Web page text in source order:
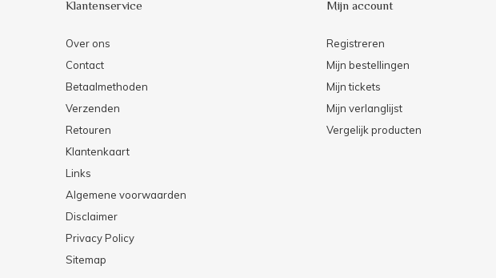
Klantenservice
Over ons
Contact
Betaalmethoden
Verzenden
Retouren
Klantenkaart
Links
Algemene voorwaarden
Disclaimer
Privacy Policy
Sitemap
Mijn account
Registreren
Mijn bestellingen
Mijn tickets
Mijn verlanglijst
Vergelijk producten